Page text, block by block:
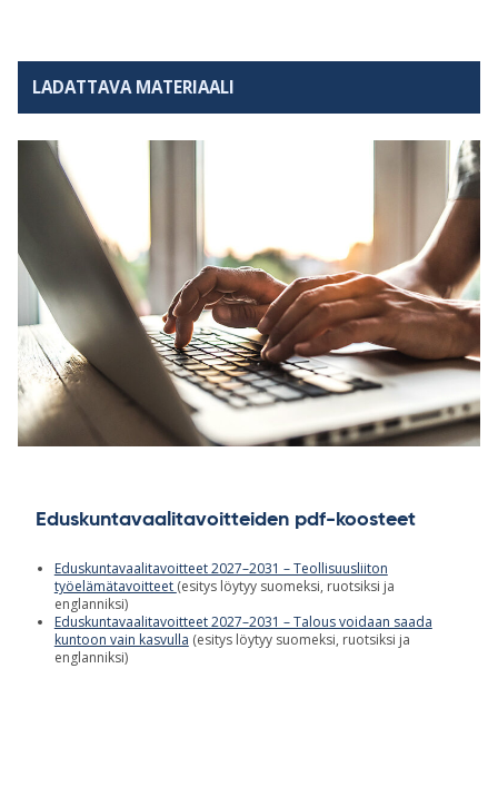
LADATTAVA MATERIAALI
Eduskuntavaalitavoitteiden pdf-koosteet
Eduskuntavaalitavoitteet 2027–2031 – Teollisuusliiton
työelämätavoitteet (esitys löytyy suomeksi, ruotsiksi ja
englanniksi)
Eduskuntavaalitavoitteet 2027–2031 – Talous voidaan saada
kuntoon vain kasvulla (esitys löytyy suomeksi, ruotsiksi ja
englanniksi)